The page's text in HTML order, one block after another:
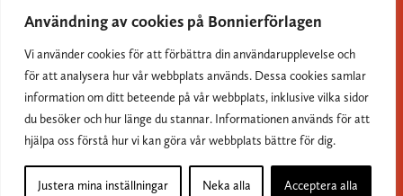
Användning av cookies på Bonnierförlagen
Vi använder cookies för att förbättra din användarupplevelse och
för att analysera hur vår webbplats används. Dessa cookies samlar
information om ditt beteende på vår webbplats, inklusive vilka sidor
du besöker och hur länge du stannar. Informationen används för att
hjälpa oss förstå hur vi kan göra vår webbplats bättre för dig.
Justera mina inställningar Neka alla Acceptera alla
Om Bonnierförlagen
Cookies
Integritetspolicy